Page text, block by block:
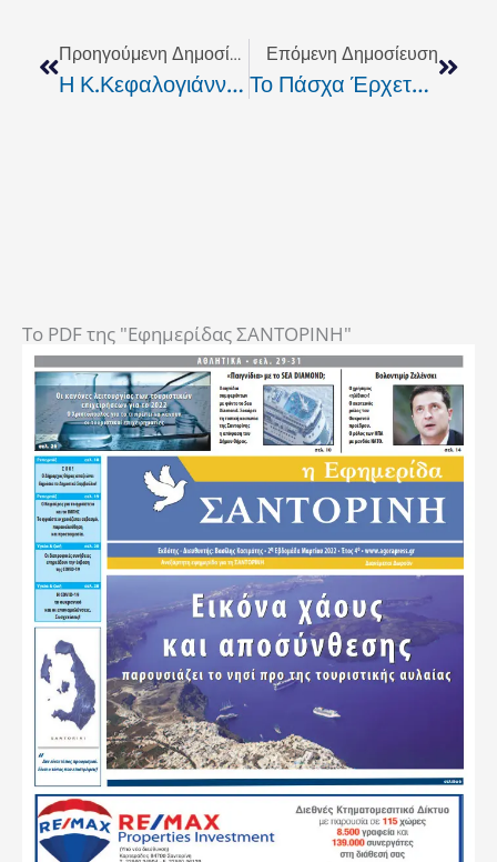
Προηγούμενη Δημοσίευση
Η Κ.Κεφαλογιάννη Για Θέματα Του Δήμου Κουρητών.
Επόμενη Δημοσίευση
Το Πάσχα Έρχεται. Πάσχα Με Φρέσκα, Βιολογικά Αυγά
To PDF της "Εφημερίδας ΣΑΝΤΟΡΙΝΗ"